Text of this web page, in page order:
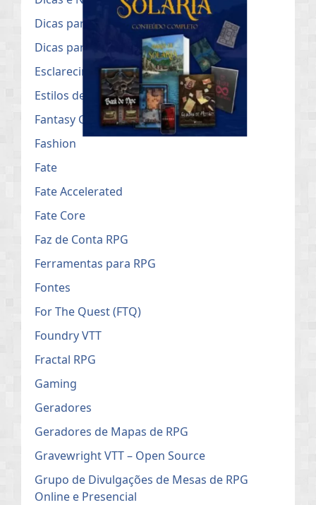
Dicas para Mestres de RPG
Dicas para o uso no Roll20
Esclarecimentos Públicos
Estilos de Campanha de RPG
Fantasy Grounds
Fashion
Fate
Fate Accelerated
Fate Core
Faz de Conta RPG
Ferramentas para RPG
Fontes
For The Quest (FTQ)
Foundry VTT
Fractal RPG
Gaming
Geradores
Geradores de Mapas de RPG
Gravewright VTT – Open Source
Grupo de Divulgações de Mesas de RPG
Online e Presencial